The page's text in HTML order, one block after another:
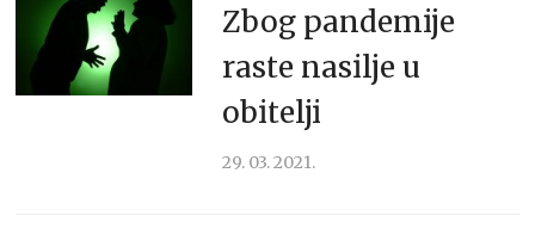
Zbog pandemije
raste nasilje u
obitelji
29. 03. 2021.